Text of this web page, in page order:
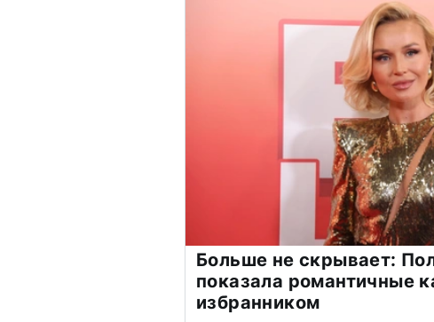
Больше не скрывает:
показала романтичные
избранником